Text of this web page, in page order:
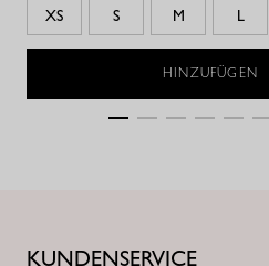
XS S M L
HINZUFÜGEN
KUNDENSERVICE